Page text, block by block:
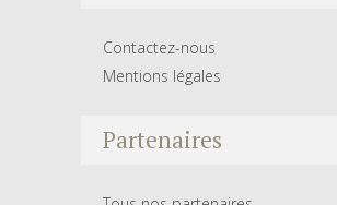
Contactez-nous
Mentions légales
Partenaires